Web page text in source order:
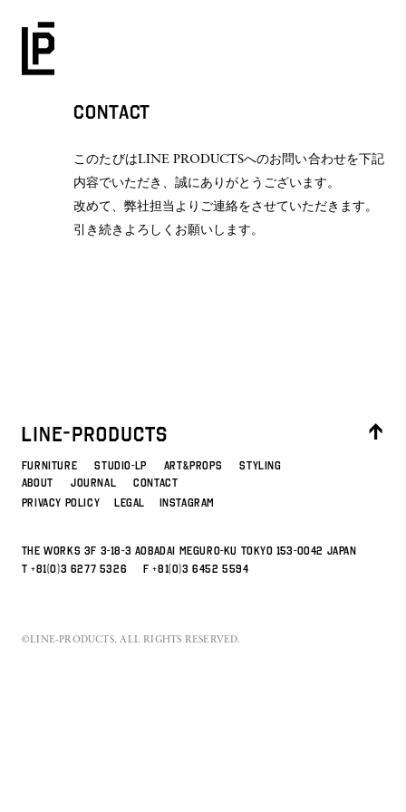
STYLING
ABOUT
JOURNAL
CONTACT
CONTACT
このたびはLINE PRODUCTSへのお問い合わせを下記
内容でいただき、誠にありがとうございます。
改めて、弊社担当よりご連絡をさせていただきます。
引き続きよろしくお願いします。
FURNITURE STUDIO-LP ART&PROPS
STYLING
ABOUT
JOURNAL
CONTACT
PRIVACY POLICY
LEGAL INSTAGRAM
THE WORKS 3F 3-18-3 Aobadai Meguro-ku Tokyo 153-0042 JAPAN
T+81(0)3 6277 5326 F +81(0)3 6452 5594
©LINE-PRODUCTS. ALL RIGHTS RESERVED.